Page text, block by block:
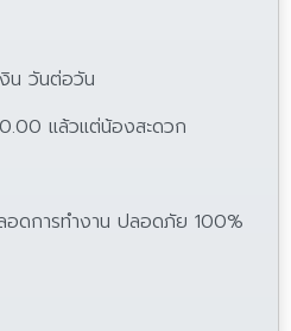
น วันต่อวัน
แล้วแต่น้องสะดวก
ดการทำงาน ปลอดภัย 100%